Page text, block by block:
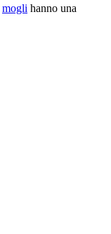
mogli hanno una